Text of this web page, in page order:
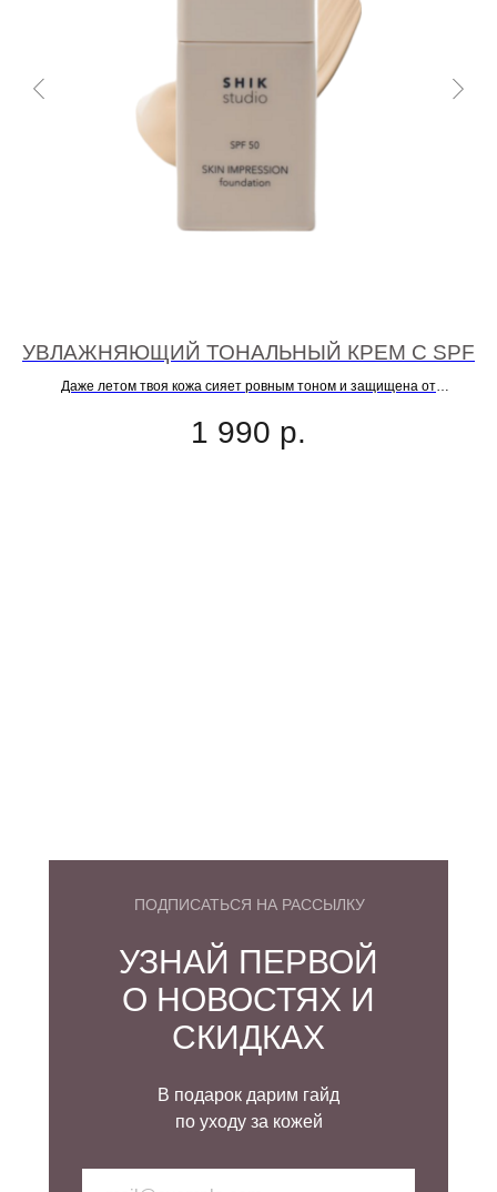
УВЛАЖНЯЮЩИЙ ТОНАЛЬНЫЙ КРЕМ С SPF
Даже летом твоя кожа сияет ровным тоном и защищена от
1 990 р.
ПОДПИСАТЬСЯ НА РАССЫЛКУ
УЗНАЙ ПЕРВОЙ
О НОВОСТЯХ И
СКИДКАХ
В подарок дарим гайд
по уходу за кожей